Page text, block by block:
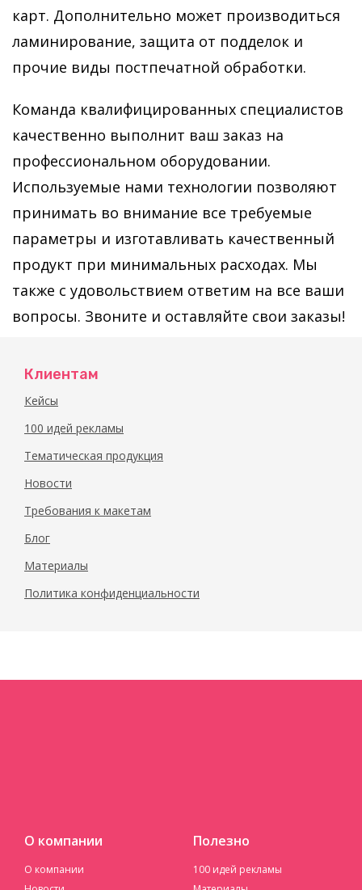
карт. Дополнительно может производиться
ламинирование, защита от подделок и
прочие виды постпечатной обработки.
Команда квалифицированных специалистов
качественно выполнит ваш заказ на
профессиональном оборудовании.
Используемые нами технологии позволяют
принимать во внимание все требуемые
параметры и изготавливать качественный
продукт при минимальных расходах. Мы
также с удовольствием ответим на все ваши
вопросы. Звоните и оставляйте свои заказы!
Клиентам
Кейсы
100 идей рекламы
Тематическая продукция
Новости
Требования к макетам
Блог
Материалы
Политика конфиденциальности
О компании
О компании
Полезно
100 идей рекламы